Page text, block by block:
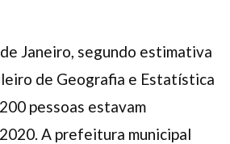
Janeiro, segundo estimativa
de Geografia e Estatística
pessoas estavam
A prefeitura municipal